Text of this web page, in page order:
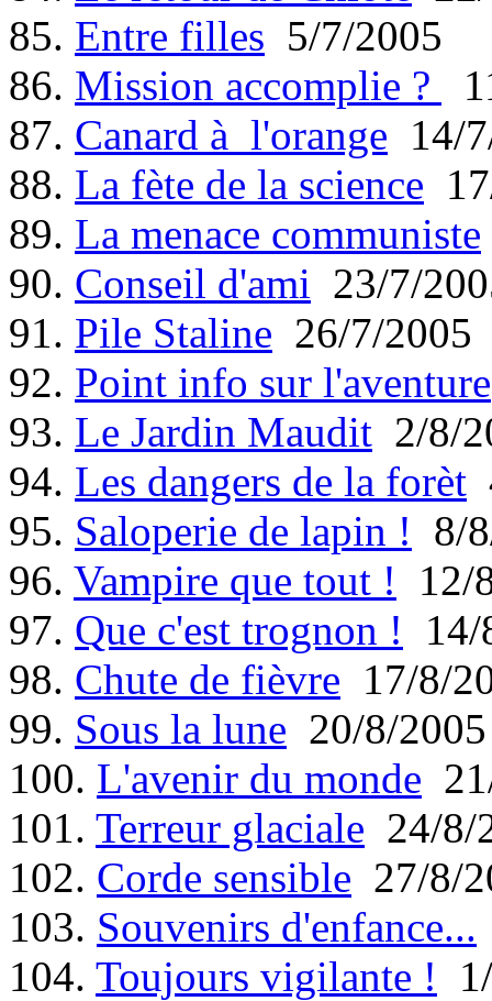
85. Entre filles 5/7/2005
86. Mission accomplie ?
87. Canard à l'orange 14/
88. La fète de la science
89. La menace communiste
90. Conseil d'ami 23/7/
91. Pile Staline 26/7/2005
92. Point info sur l'aventure
93. Le Jardin Maudit 2/8/
94. Les dangers de la forèt
95. Saloperie de lapin ! 8/
96. Vampire que tout ! 12/
97. Que c'est trognon ! 14/
98. Chute de fièvre 17/8/
99. Sous la lune 20/8/2005
100. L'avenir du monde
101. Terreur glaciale 24/8/
102. Corde sensible 27/8/
103. Souvenirs d'enfance...
104. Toujours vigilante !